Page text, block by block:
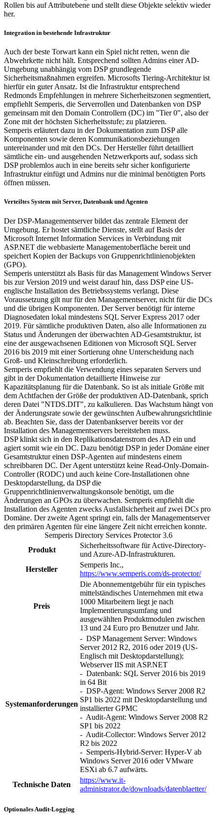
Rollen bis auf Attributebene und stellt diese Objekte selektiv wieder
her.
Integration in bestehende Infrastruktur
Auch der beste Torwart kann ein Spiel nicht retten, wenn die
Abwehrkette nicht hält. Entsprechend sollten Admins einer AD-
Umgebung unabhängig vom DSP grundlegende
Sicherheitsmaßnahmen ergreifen. Microsofts Tiering-Architektur ist
hierfür ein guter Ansatz. Ist die Infrastruktur entsprechend
Redmonds Empfehlungen in mehrere Sicherheitszonen segmentiert,
empfiehlt Semperis, die Serverrollen und Datenbanken von DSP
gemeinsam mit den Domain Controllern (DC) im "Tier 0", also der
Zone mit der höchsten Sicherheitsstufe; zu platzieren.
Semperis erläutert dazu in der Dokumentation zum DSP alle
Komponenten sowie deren Kommunikationsbeziehungen
untereinander und mit den DCs. Der Hersteller führt detailliert
sämtliche ein- und ausgehenden Netzwerkports auf, sodass sich
DSP problemlos auch in eine bereits sehr sicher konfigurierte
Infrastruktur einfügt und Admins nur die minimal benötigten Ports
öffnen müssen.
Verteiltes System mit Server, Datenbank und Agenten
Der DSP-Managementserver bildet das zentrale Element der
Umgebung. Er hostet sämtliche Dienste, stellt auf Basis der
Microsoft Internet Information Services in Verbindung mit
ASP.NET die webbasierte Managementoberfläche bereit und
speichert Kopien der Backups von Gruppenrichtlinienobjekten
(GPO).
Semperis unterstützt als Basis für das Management Windows Server
bis zur Version 2019 und weist darauf hin, dass DSP eine US-
englische Installation des Betriebssystems verlangt. Diese
Voraussetzung gilt nur für den Managementserver, nicht für die DCs
und die übrigen Komponenten. Der Server benötigt für interne
Diagnosedaten lokal mindestens SQL Server Express 2017 oder
2019. Für sämtliche produktiven Daten, also alle Informationen zu
Status und Änderungen der überwachten AD-Gesamtstruktur, ist
eine der ausgewachsenen Editionen von Microsoft SQL Server
2016 bis 2019 mit einer Sortierung ohne Unterscheidung nach
Groß- und Kleinschreibung erforderlich.
Semperis empfiehlt die Verwendung eines separaten Servers und
gibt in der Dokumentation detaillierte Hinweise zur
Kapazitätsplanung für die Datenbank. So ist als initiale Größe mit
dem Achtfachen der Größe der produktiven AD-Datenbank, sprich
deren Datei "NTDS.DIT", zu kalkulieren. Das Wachstum hängt von
der Änderungsrate sowie der gewünschten Aufbewahrungsrichtlinie
ab. Beachten Sie, dass der Datenbankserver bereits vor der
Installation des Managementservers bereitstehen muss.
DSP klinkt sich in den Replikationsdatenstrom des AD ein und
agiert somit wie ein DC. Dazu benötigt DSP in jeder Domäne einer
Gesamtstruktur einen DSP-Agenten auf mindestens einem
schreibbaren DC. Der Agent unterstützt keine Read-Only-Domain-
Controller (RODC) und auch keine Core-Installationen ohne
Desktopdarstellung, da DSP die
Gruppenrichtlinienverwaltungskonsole benötigt, um die
Änderungen an GPOs zu überwachen. Semperis empfiehlt die
Installation des Agenten zwecks Ausfallsicherheit auf zwei DCs pro
Domäne. Der zweite Agent springt ein, falls der Managementserver
den primären Agenten für eine längere Zeit nicht erreichen konnte.
Semperis Directory Services Protector 3.6
Produkt
Sicherheitssoftware für Active-Directory-
und Azure-AD-Infrastrukturen.
Hersteller
Semperis Inc.,
https://www.semperis.com/ds-protector/
Preis
Die Abonnementgebühr für ein typisches
mittelständisches Unternehmen mit etwa
1000 Mitarbeitern liegt je nach
Implementierungsumfang und
ausgewählten Produktmodulen zwischen
13 und 24 Euro pro Benutzer und Jahr.
Systemanforderungen
- DSP Management Server: Windows
Server 2012 R2, 2016 oder 2019 (US-
Englisch mit Desktopdarstellung);
Webserver IIS mit ASP.NET
- Datenbank: SQL Server 2016 bis 2019
in 64 Bit
- DSP-Agent: Windows Server 2008 R2
SP1 bis 2022 mit Desktopdarstellung und
installierter GPMC
- Audit-Agent: Windows Server 2008 R2
SP1 bis 2022
- Audit-Collector: Windows Server 2012
R2 bis 2022
- Semperis-Hybrid-Server: Hyper-V ab
Windows Server 2016 oder VMware
ESXi ab 6.7 aufwärts.
Technische Daten
https://www.it-
administrator.de/downloads/datenblaetter/
Optionales Audit-Logging